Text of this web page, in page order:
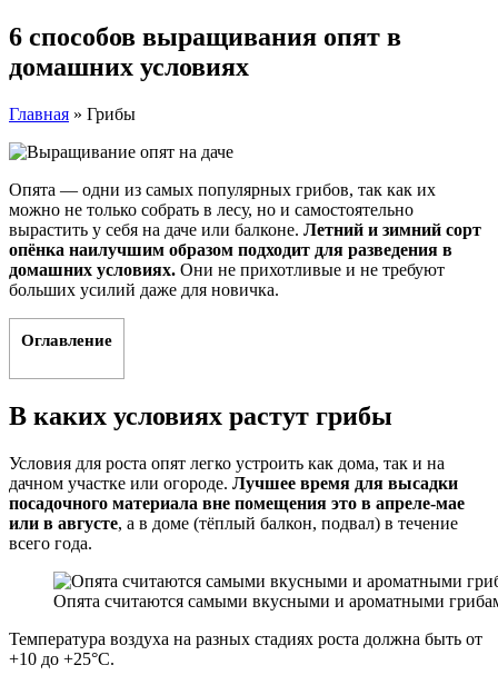
6 способов выращивания опят в
домашних условиях
Главная » Грибы
Опята — одни из самых популярных грибов, так как их
можно не только собрать в лесу, но и самостоятельно
вырастить у себя на даче или балконе. Летний и зимний сорт
опёнка наилучшим образом подходит для разведения в
домашних условиях. Они не прихотливые и не требуют
больших усилий даже для новичка.
Оглавление
В каких условиях растут грибы
Условия для роста опят легко устроить как дома, так и на
дачном участке или огороде. Лучшее время для высадки
посадочного материала вне помещения это в апреле-мае
или в августе, а в доме (тёплый балкон, подвал) в течение
всего года.
Опята считаются самыми вкусными и ароматными
Температура воздуха на разных стадиях роста должна быть от
+10 до +25°С.